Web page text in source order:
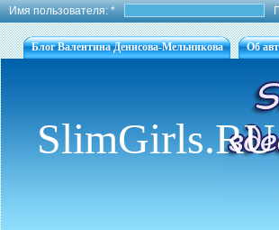
Имя пользователя:*
Блог Валентина Денисова-Мельникова Об
SlimGirls.RU